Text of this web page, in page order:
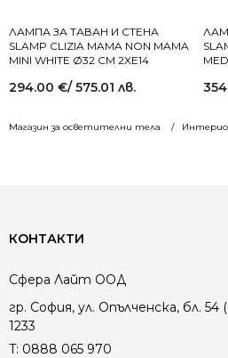
Магазин за осветителни тела
ЛАМПА ЗА ТАВАН И СТЕНА
SLAMP CLIZIA MAMA NON MAMA
MINI WHITE Ø32 СМ 2XE14
294.00 €/ 575.01 лв.
КОНТАКТИ
Сфера Лайт ООД
гр. София, ул. Опълченска, бл. 54
1233
T: 0888 065 970